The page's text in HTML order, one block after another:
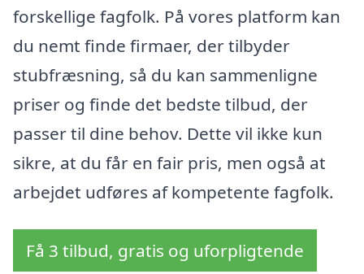
forskellige fagfolk. På vores platform kan
du nemt finde firmaer, der tilbyder
stubfræsning, så du kan sammenligne
priser og finde det bedste tilbud, der
passer til dine behov. Dette vil ikke kun
sikre, at du får en fair pris, men også at
arbejdet udføres af kompetente fagfolk.
Få 3 tilbud, gratis og uforpligtende